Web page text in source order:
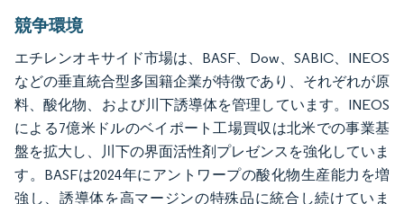
競争環境
エチレンオキサイド市場は、BASF、Dow、SABIC、INEOS
などの垂直統合型多国籍企業が特徴であり、それぞれが原
料、酸化物、および川下誘導体を管理しています。INEOS
による7億米ドルのベイポート工場買収は北米での事業基
盤を拡大し、川下の界面活性剤プレゼンスを強化していま
す。BASFは2024年にアントワープの酸化物生産能力を増
強し、誘導体を高マージンの特殊品に統合し続けていま